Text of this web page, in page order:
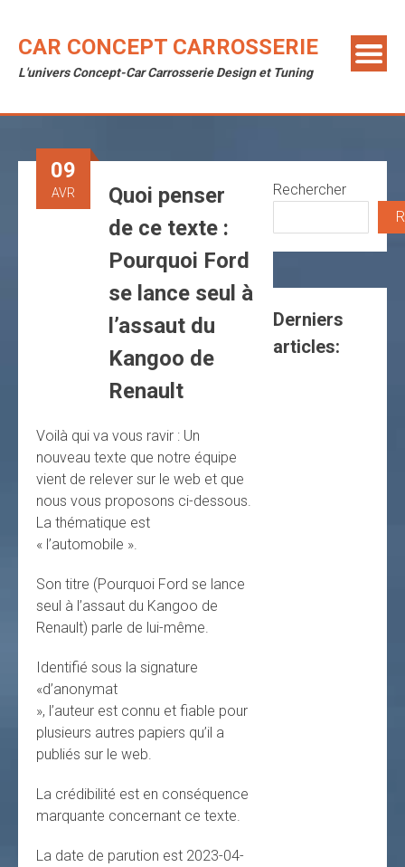
content
CAR CONCEPT CARROSSERIE
L'univers Concept-Car Carrosserie Design et Tuning
09
AVR
Quoi penser
de ce texte :
Pourquoi Ford
se lance seul à
l’assaut du
Kangoo de
Renault
Voilà qui va vous ravir : Un
nouveau texte que notre équipe
vient de relever sur le web et que
nous vous proposons ci-dessous.
La thématique est
« l’automobile ».
Son titre (Pourquoi Ford se lance
seul à l’assaut du Kangoo de
Renault) parle de lui-même.
Identifié sous la signature
«d’anonymat
», l’auteur est connu et fiable pour
plusieurs autres papiers qu’il a
publiés sur le web.
La crédibilité est en conséquence
marquante concernant ce texte.
La date de parution est 2023-04-
Rechercher
Derniers
articles: